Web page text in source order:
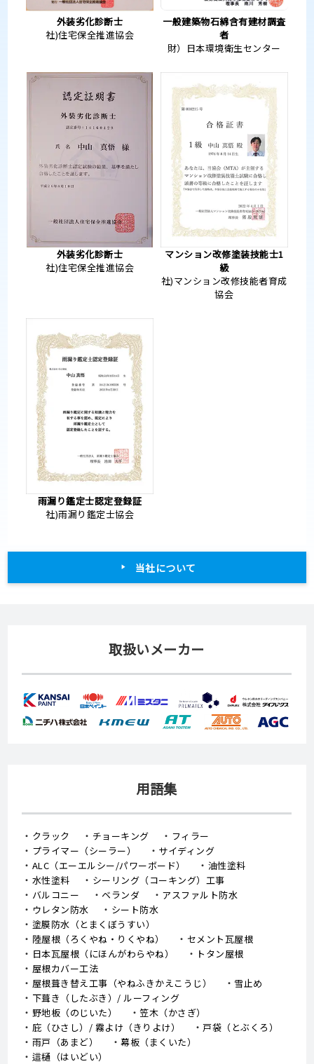
外装劣化診断士
社)住宅保全推進協会
一般建築物石綿含有建材調査
者
財）日本環境衛生センター
外装劣化診断士
社)住宅保全推進協会
マンション改修塗装技能士1
級
社)マンション改修技能者育成
協会
雨漏り鑑定士認定登録証
社)雨漏り鑑定士協会
当社について
取扱いメーカー
用語集
クラック チョーキング
フィラー
プライマー（シーラー）
サイディング
ALC（エーエルシー/パワーボード）
油性塗料
水性塗料
シーリング（コーキング）工事
バルコニー
ベランダ
アスファルト防水
ウレタン防水
シート防水
塗膜防水（とまくぼうすい）
陸屋根（ろくやね・りくやね）
セメント瓦屋根
日本瓦屋根（にほんがわらやね）
トタン屋根
屋根カバー工法
屋根葺き替え工事（やねふきかえこうじ）
雪止め
下葺き（したぶき）/ ルーフィング
野地板（のじいた）
笠木（かさぎ）
庇（ひさし）/ 霧よけ（きりよけ）
戸袋（とぶくろ）
雨戸（あまど）
幕板（まくいた）
這樋（はいどい）